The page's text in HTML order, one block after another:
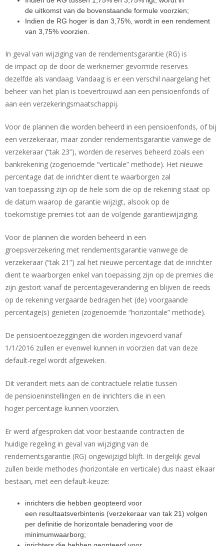
de uitkomst van de bovenstaande formule voorzien;
Indien de RG hoger is dan 3,75%, wordt in een rendement
van 3,75% voorzien.
In geval van wijziging van de rendementsgarantie (RG) is
de impact op de door de werknemer gevormde reserves
dezelfde als vandaag. Vandaag is er een verschil naargelang het
beheer van het plan is toevertrouwd aan een pensioenfonds of
aan een verzekeringsmaatschappij.
Voor de plannen die worden beheerd in een pensioenfonds, of bij
een verzekeraar, maar zonder rendementsgarantie vanwege de
verzekeraar (“tak 23”), worden de reserves beheerd zoals een
bankrekening (zogenoemde “verticale” methode). Het nieuwe
percentage dat de inrichter dient te waarborgen zal
van toepassing zijn op de hele som die op de rekening staat op
de datum waarop de garantie wijzigt, alsook op de
toekomstige premies tot aan de volgende garantiewijziging.
Voor de plannen die worden beheerd in een
groepsverzekering met rendementsgarantie vanwege de
verzekeraar (“tak 21”) zal het nieuwe percentage dat de inrichter
dient te waarborgen enkel van toepassing zijn op de premies die
zijn gestort vanaf de percentageverandering en blijven de reeds
op de rekening vergaarde bedragen het (de) voorgaande
percentage(s) genieten (zogenoemde “horizontale” methode).
De pensioentoezeggingen die worden ingevoerd vanaf
1/1/2016 zullen er evenwel kunnen in voorzien dat van deze
default-regel wordt afgeweken.
Dit verandert niets aan de contractuele relatie tussen
de pensioeninstellingen en de inrichters die in een
hoger percentage kunnen voorzien.
Er werd afgesproken dat voor bestaande contracten de
huidige regeling in geval van wijziging van de
rendementsgarantie (RG) ongewijzigd blijft. In dergelijk geval
zullen beide methodes (horizontale en verticale) dus naast elkaar
bestaan, met een default-keuze:
inrichters die hebben geopteerd voor
een resultaatsverbintenis (verzekeraar van tak 21) volgen
per definitie de horizontale benadering voor de
minimumwaarborg;